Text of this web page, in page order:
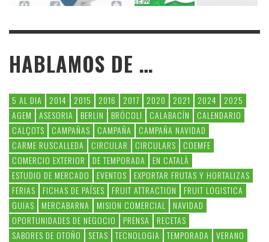
HABLAMOS DE …
5 AL DIA 2014 2015 2016 2017 2020 2021 2024
2025
AGEM
ASESORIA BERLIN BRÓCOLI CALABACÍN
CALENDARIO
CALÇOTS
CAMPAÑAS CAMPAÑA
CAMPAÑA NAVIDAD
CARME RUSCALLEDA
CIRCULAR CIRCULARS
COEMFE
COMERCIO EXTERIOR
DE TEMPORADA
EN CATALÀ
ESTUDIO DE MERCADO
EVENTOS
EXPORTAR FRUTAS Y HORTALIZAS
FERIAS
FICHAS DE PAÍSES FRUIT ATTRACTION
FRUIT LOGISTICA
GUIAS
MERCABARNA MISION COMERCIAL
NAVIDAD
OPORTUNIDADES DE NEGOCIO
PRENSA
RECETAS
SABORES DE OTOÑO
SETAS TECNOLOGIA TEMPORADA VERANO